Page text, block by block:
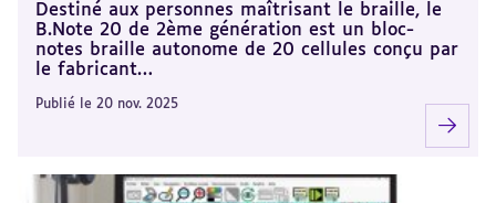
Destiné aux personnes maîtrisant le braille, le
B.Note 20 de 2ème génération est un bloc-
notes braille autonome de 20 cellules conçu par
le fabricant…
Publié le 20 nov. 2025